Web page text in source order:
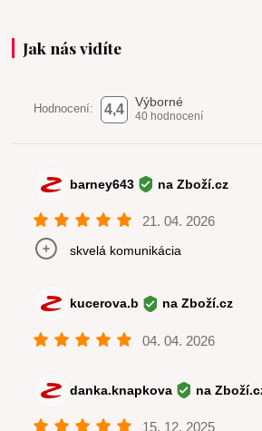
Jak nás vidíte